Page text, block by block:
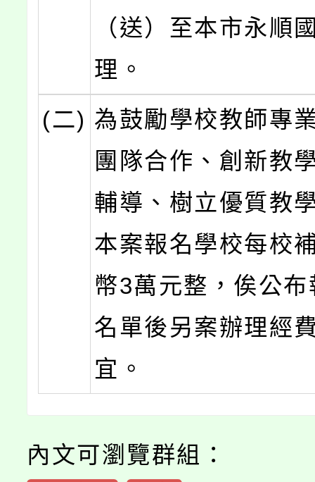
（送）至本市永順
理。
(二) 為鼓勵學校教師專
團隊合作、創新教
輔導、樹立優質教
本案報名學校每校
幣3萬元整，俟公
名單後另案辦理經
宜。
內文可瀏覽群組：